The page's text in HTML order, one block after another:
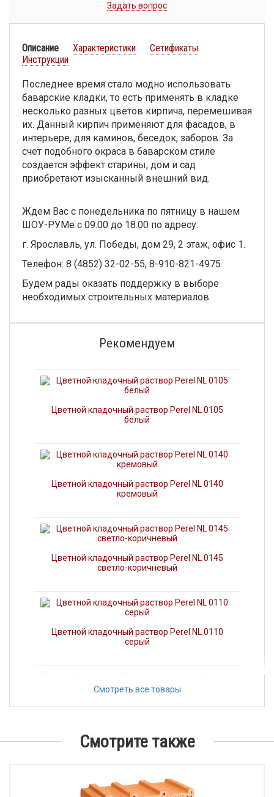
Задать вопрос
Описание Характеристики
Сетификаты
Инструкции
Последнее время стало модно использовать
баварские кладки, то есть применять в кладке
несколько разных цветов кирпича, перемешивая
их. Данный кирпич применяют для фасадов, в
интерьере, для каминов, беседок, заборов. За
счет подобного окраса в баварском стиле
создается эффект старины, дом и сад
приобретают изысканный внешний вид.
Ждем Вас с понедельника по пятницу в нашем
ШОУ-РУМе с 09.00 до 18.00 по адресу:
г. Ярославль, ул. Победы, дом 29, 2 этаж, офис 1.
Телефон: 8 (4852) 32-02-55, 8-910-821-4975.
Будем рады оказать поддержку в выборе
необходимых строительных материалов.
Рекомендуем
Цветной кладочный раствор Perel NL 0105
белый
Цветной кладочный раствор Perel NL 0140
кремовый
Цветной кладочный раствор Perel NL 0145
светло-коричневый
Цветной кладочный раствор Perel NL 0110
серый
Wienerberger Россия
Смотреть все товары
Смотрите также